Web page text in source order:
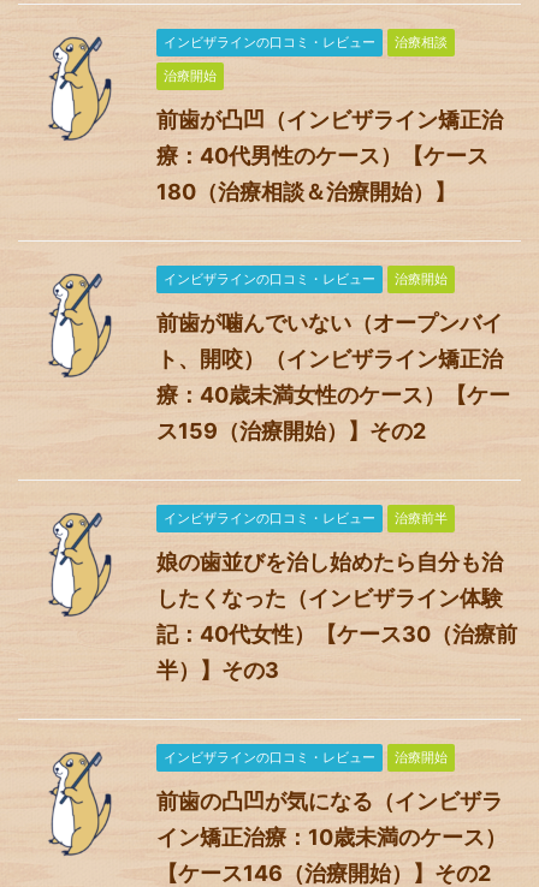
インビザラインの口コミ・レビュー
治療相談
治療開始
前歯が凸凹（インビザライン矯正治
療：40代男性のケース）【ケース
180（治療相談＆治療開始）】
インビザラインの口コミ・レビュー 治療開始
前歯が噛んでいない（オープンバイ
ト、開咬）（インビザライン矯正治
療：40歳未満女性のケース）【ケー
ス159（治療開始）】その2
インビザラインの口コミ・レビュー 治療前半
娘の歯並びを治し始めたら自分も治
したくなった（インビザライン体験
記：40代女性）【ケース30（治療前
半）】その3
インビザラインの口コミ・レビュー 治療開始
前歯の凸凹が気になる（インビザラ
イン矯正治療：10歳未満のケース）
【ケース146（治療開始）】その2